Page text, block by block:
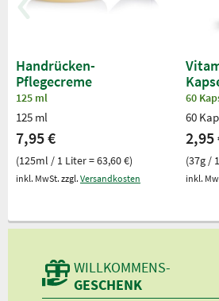
Handrücken-
Pflegecreme
125 ml
125 ml
7,95 €
(125ml / 1 Liter = 63,60 €)
inkl. MwSt. zzgl. Versandkosten
60
60
2,95
(37g /
inkl.
WILLKOMMENS-
GESCHENK